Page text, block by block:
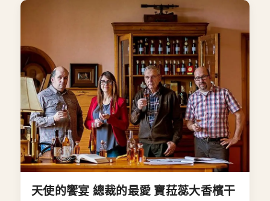
天使的饗宴 總裁的最愛 寶菈蕊大香檳干